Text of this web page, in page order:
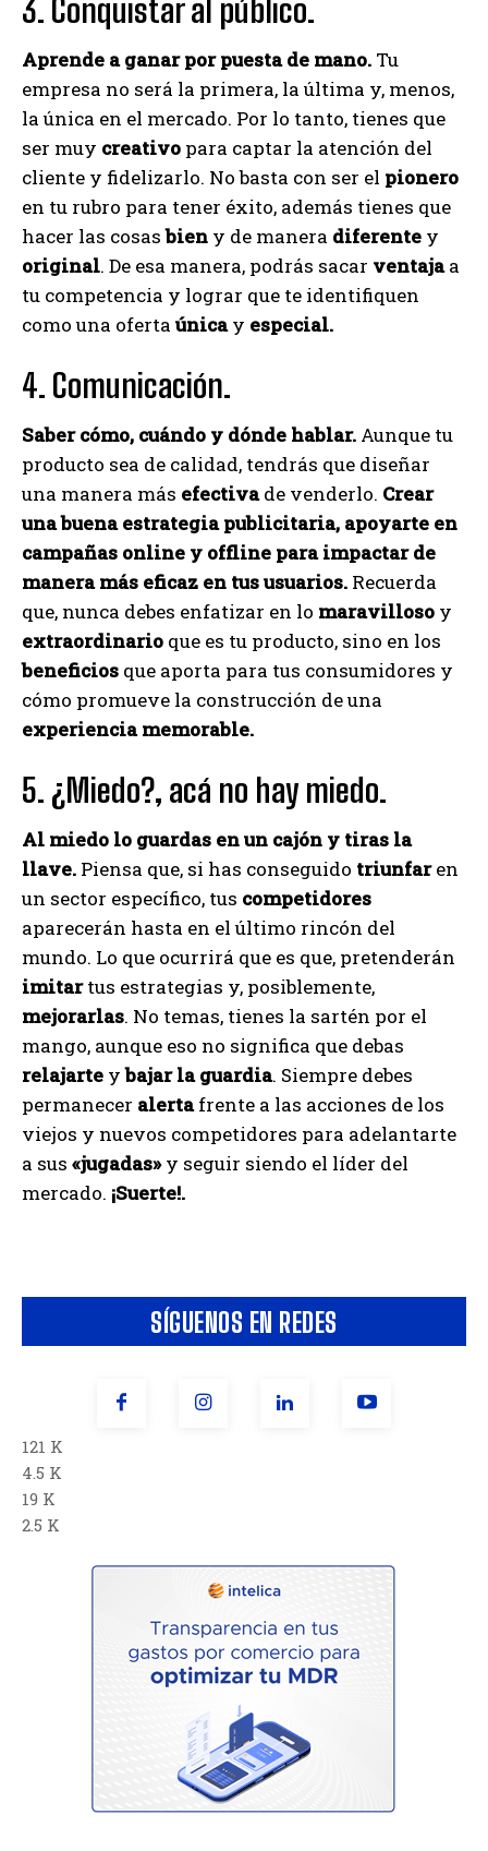
SÍGUENOS EN REDES
121 K
4.5 K
19 K
2.5 K
3. Conquistar al público.
Aprende a ganar por puesta de mano. Tu
empresa no será la primera, la última y, menos,
la única en el mercado. Por lo tanto, tienes que
ser muy creativo para captar la atención del
cliente y fidelizarlo. No basta con ser el pionero
en tu rubro para tener éxito, además tienes que
hacer las cosasbien y de manera diferente y
original. De esa manera, podrás sacar ventajaa
tu competencia y lograr que te identifiquen
como una oferta únicay especial.
4. Comunicación.
Saber cómo, cuándo y dónde hablar. Aunque tu
producto sea de calidad, tendrás que diseñar
una manera más efectivade venderlo. Crear
una buena estrategia publicitaria, apoyarte en
campañas online y offline para impactar de
manera más eficaz en tus usuarios. Recuerda
que, nunca debes enfatizar en lo maravilloso y
extraordinario que es tu producto, sino en los
beneficios que aporta para tus consumidores y
cómo promueve la construcción de una
experiencia memorable.
5. ¿Miedo?, acá no hay miedo.
Al miedo lo guardas en un cajón y tiras la
llave. Piensa que, si has conseguido triunfaren
un sector específico, tus competidores
aparecerán hasta en el último rincón del
mundo. Lo que ocurrirá que es que, pretenderán
imitartus estrategias y, posiblemente,
mejorarlas. No temas, tienes la sartén por el
mango, aunque eso no significa que debas
relajarte ybajar la guardia. Siempre debes
permanecer alertafrente a las acciones de los
viejos y nuevos competidores para adelantarte
a sus «jugadas»y seguir siendo el líder del
mercado. ¡Suerte!.